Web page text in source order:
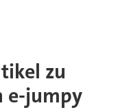
zu
e-jumpy